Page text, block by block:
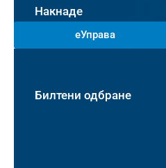
Накнаде
еУправа
Билтени одбране